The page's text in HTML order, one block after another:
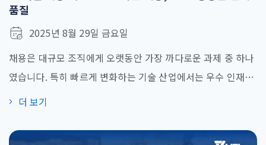
품질
2025년 8월 29일 금요일
채용은 대규모 조직에게 오랫동안 가장 까다로운 과제 중 하나
였습니다. 특히 빠르게 변화하는 기술 산업에서는 우수 인재를
확보하기 위한 경쟁이 끊임없이 이어지고 있습니다. 매년 수백
을 신속히 제공해야 하는 기업에게, 전통적인 채용 프로세스는
더 보기